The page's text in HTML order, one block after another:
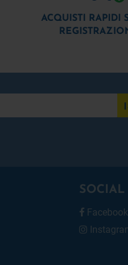
ACQUISTI RAPIDI
SOCIAL
Facebook